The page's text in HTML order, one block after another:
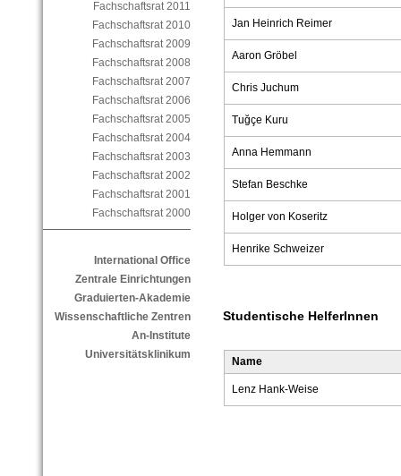
Fachschaftsrat 2011
Fachschaftsrat 2010
Fachschaftsrat 2009
Fachschaftsrat 2008
Fachschaftsrat 2007
Fachschaftsrat 2006
Fachschaftsrat 2005
Fachschaftsrat 2004
Fachschaftsrat 2003
Fachschaftsrat 2002
Fachschaftsrat 2001
Fachschaftsrat 2000
International Office
Zentrale Einrichtungen
Graduierten-Akademie
Wissenschaftliche Zentren
An-Institute
Universitätsklinikum
Jan Heinrich Reimer
Aaron Gröbel
Chris Juchum
Tuğçe Kuru
Anna Hemmann
Stefan Beschke
Holger von Koseritz
Henrike Schweizer
Studentische HelferInnen
Name
Lenz Hank-Weise